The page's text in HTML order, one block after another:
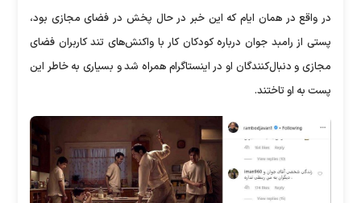
در واقع در همان ایام که این خبر در حال پخش در فضای مجازی بود،
پستی از رامبد جوان درباره کودکان کار با واکنش‌های تند کاربران فضای
مجازی و دنبال‌کنندگان او در اینستاگرام همراه شد و بسیاری به خاطر این
پست به او تاختند.